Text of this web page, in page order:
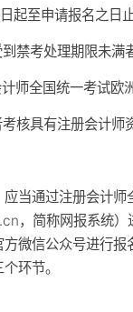
起至申请报名之日
禁考处理期限未满
全国统一考试欧
核具有注册会计师
当通过注册会计师
，简称网报系统）
微信公众号进行报
环节。